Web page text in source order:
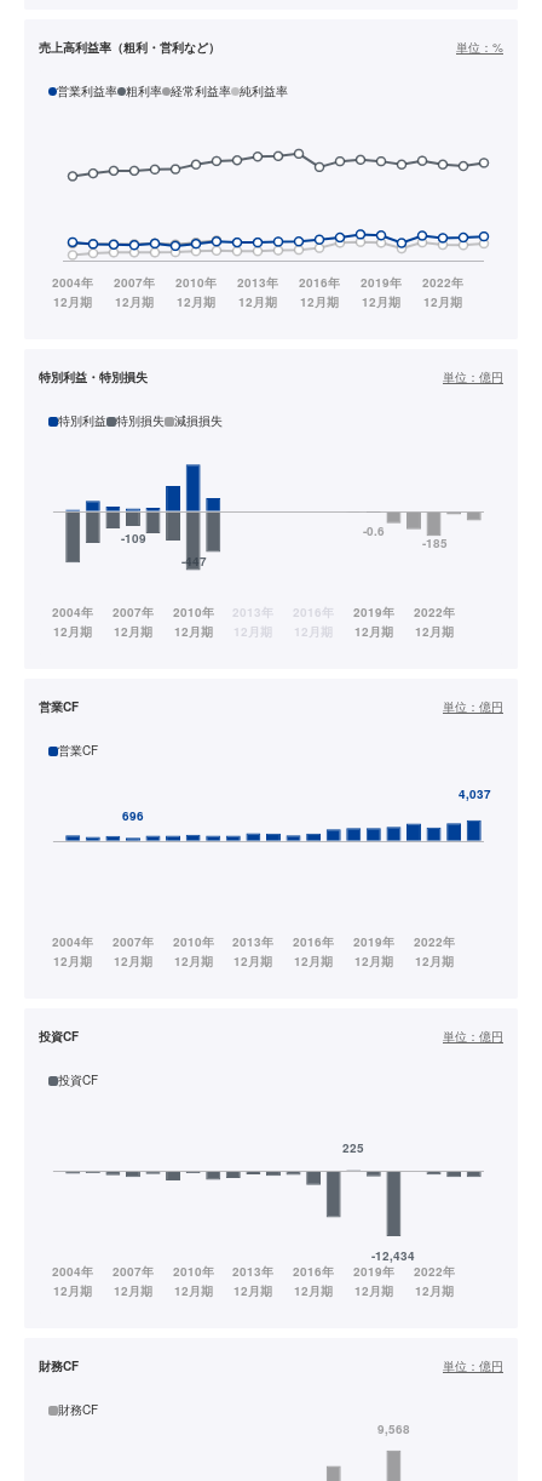
売上高利益率（粗利・営利など） 単位： %
営業利益率 粗利率 経常利益率 純利益率
特別利益・特別損失 単位： 億円
特別利益 特別損失 減損損失
営業CF 単位： 億円
営業CF
投資CF 単位： 億円
投資CF
財務CF 単位： 億円
財務CF